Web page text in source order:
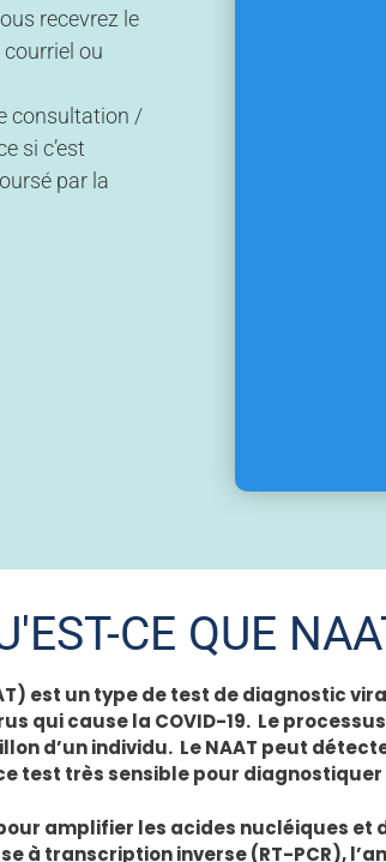
recevrez le
ou
consultation /
si c’est
par la
CE QUE
est un type de test de diagnostic
qui cause la COVID-19. Le
d’un individu. Le NAAT peut
test très sensible pour diagnostiquer
amplifier les acides nucléiques et
à transcription inverse (RT-PCR),